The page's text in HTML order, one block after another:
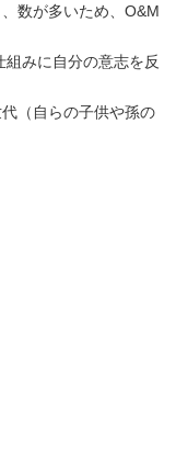
数が多いため、O&M
組みに自分の意志を反
（自らの子供や孫の